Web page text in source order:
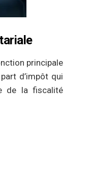
principale
d’impôt qui
de la fiscalité